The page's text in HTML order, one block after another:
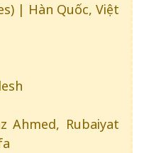
| Hàn Quốc, Việt
Ahmed, Rubaiyat